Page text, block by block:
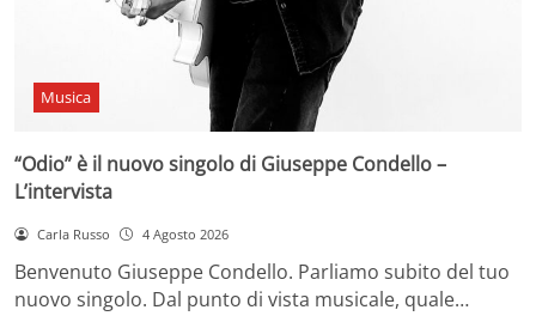
Musica
“Odio” è il nuovo singolo di Giuseppe Condello –
L’intervista
Carla Russo 4 Agosto 2026
Benvenuto Giuseppe Condello. Parliamo subito del tuo
nuovo singolo. Dal punto di vista musicale, quale…